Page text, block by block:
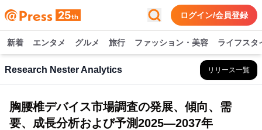
ログイン/会員登録
新着 エンタメ グルメ 旅行 ファッション・美容 ライフスタ
Research Nester Analytics リリース一覧
胸腰椎デバイス市場調査の発展、傾向、需
要、成長分析および予測2025―2037年